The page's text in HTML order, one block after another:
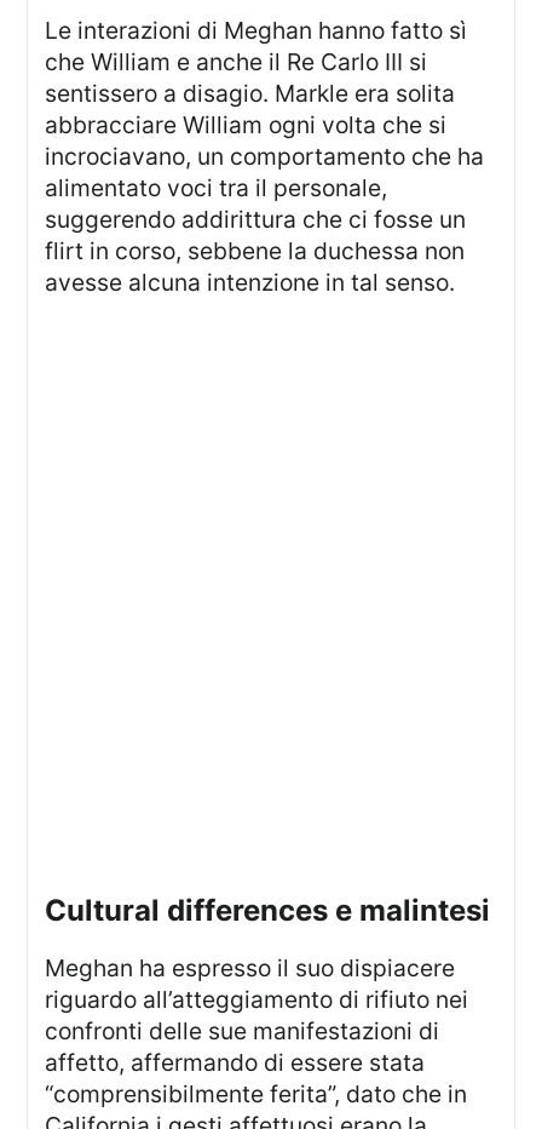
Le interazioni di Meghan hanno fatto sì
che William e anche il Re Carlo III si
sentissero a disagio. Markle era solita
abbracciare William ogni volta che si
incrociavano, un comportamento che ha
alimentato voci tra il personale,
suggerendo addirittura che ci fosse un
flirt in corso, sebbene la duchessa non
avesse alcuna intenzione in tal senso.
cultural differences e malintesi
Meghan ha espresso il suo dispiacere
riguardo all’atteggiamento di rifiuto nei
confronti delle sue manifestazioni di
affetto, affermando di essere stata
“comprensibilmente ferita”, dato che in